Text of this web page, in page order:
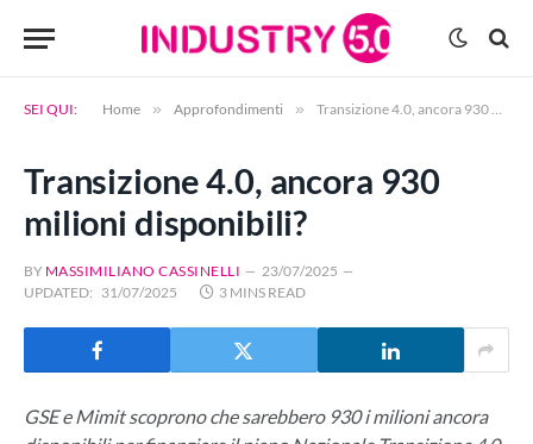
SEI QUI: Home » Approfondimenti » Transizione 4.0, ancora 930 milioni disponibili?
Transizione 4.0, ancora 930
milioni disponibili?
BY MASSIMILIANO CASSINELLI
23/07/2025
UPDATED: 31/07/2025 3 MINS READ
GSE e Mimit scoprono che sarebbero 930 i milioni ancora